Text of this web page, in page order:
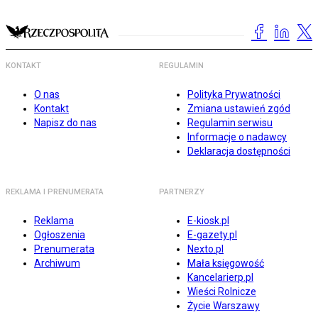
KONTAKT
O nas
Kontakt
Napisz do nas
REGULAMIN
Polityka Prywatności
Zmiana ustawień zgód
Regulamin serwisu
Informacje o nadawcy
Deklaracja dostępności
REKLAMA I PRENUMERATA
Reklama
Ogłoszenia
Prenumerata
Archiwum
PARTNERZY
E-kiosk.pl
E-gazety.pl
Nexto.pl
Mała księgowość
Kancelarierp.pl
Wieści Rolnicze
Życie Warszawy